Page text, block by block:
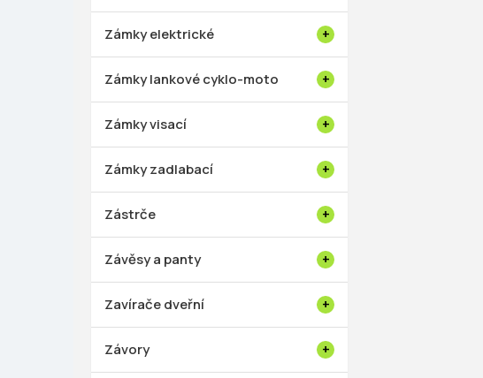
Zámky elektrické
Zámky lankové cyklo-moto
Zámky visací
Zámky zadlabací
Zástrče
Závěsy a panty
Zavírače dveřní
Závory